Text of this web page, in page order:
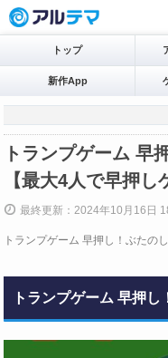
トップ
新作App
トランプゲーム 早
【最大4人で早押し
最終更新：2024年10月16日
トランプゲーム 早押し！ぶたの
トランプゲーム 早押